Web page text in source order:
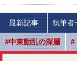
最新記事 執筆者
#中東動乱の深層 #